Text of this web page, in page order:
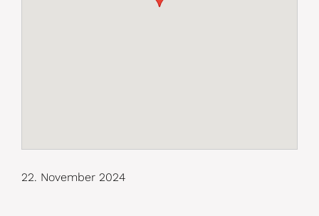
22. November 2024